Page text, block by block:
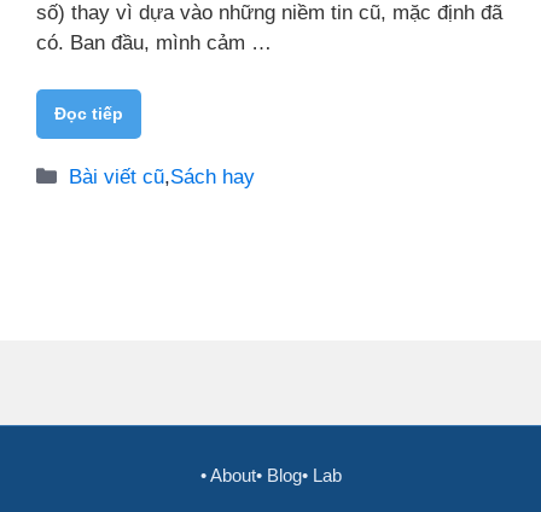
số) thay vì dựa vào những niềm tin cũ, mặc định đã
có. Ban đầu, mình cảm …
Đọc tiếp
Danh
Bài viết cũ,Sách hay
• About• Blog• Lab